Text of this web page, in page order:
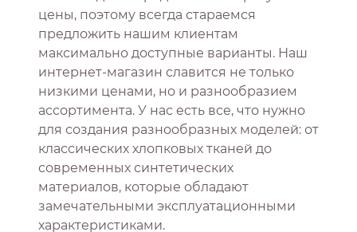
цены, поэтому всегда стараемся
предложить нашим клиентам
максимально доступные варианты. Наш
интернет-магазин славится не только
низкими ценами, но и разнообразием
ассортимента. У нас есть все, что нужно
для создания разнообразных моделей: от
классических хлопковых тканей до
современных синтетических
материалов, которые обладают
замечательными эксплуатационными
характеристиками.